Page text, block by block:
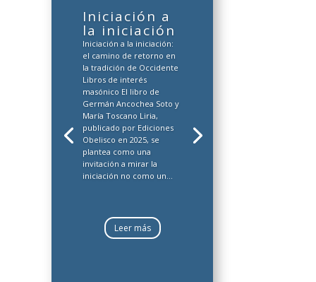
Iniciación a
la iniciación
Iniciación a la iniciación:
el camino de retorno en
la tradición de Occidente
Libros de interés
masónico El libro de
Germán Ancochea Soto y
María Toscano Liria,
publicado por Ediciones
Obelisco en 2025, se
plantea como una
invitación a mirar la
iniciación no como un...
Leer más